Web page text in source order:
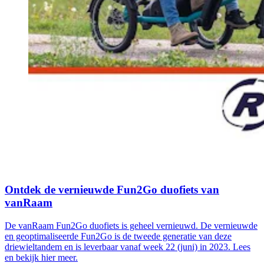
Ontdek de vernieuwde Fun2Go duofiets van
vanRaam
De vanRaam Fun2Go duofiets is geheel vernieuwd. De vernieuwde
en geoptimaliseerde Fun2Go is de tweede generatie van deze
driewieltandem en is leverbaar vanaf week 22 (juni) in 2023. Lees
en bekijk hier meer.